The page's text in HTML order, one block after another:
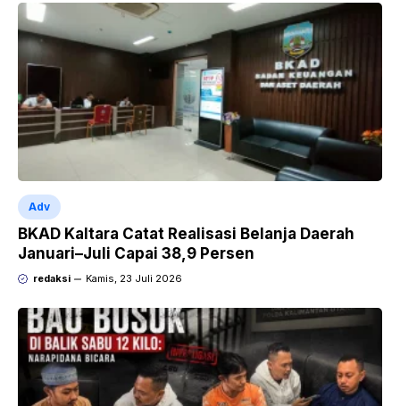
Adv
BKAD Kaltara Catat Realisasi Belanja Daerah
Januari–Juli Capai 38,9 Persen
redaksi Kamis, 23 Juli 2026